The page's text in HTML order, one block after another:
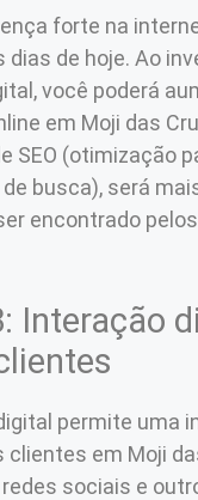
forte na
dias de hoje. Ao
você poderá
em Moji das
SEO (otimização
busca), será
encontrado
Interação
permite uma
clientes em Moji
sociais e